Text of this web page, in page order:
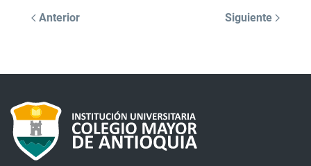
Anterior Siguiente